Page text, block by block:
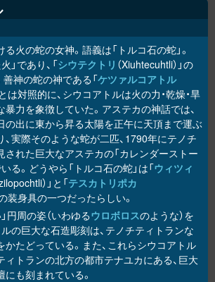
火の蛇の女神。語義は「トルコ石の蛇」。
」であり、「シウテクトリ （Xiuhtecuhtli）」の
神の蛇の神である「ケツァルコアトル
とは対照的に、シウコアトルは火の力・乾燥・旱
力を象徴していた。アステカの神話では、
の出に東から昇る太陽を正午に天頂まで運ぶ
実際そのような蛇が二匹、1790年にテノチ
された巨大なアステカの「カレンダーストー
る。どうやら「トルコ石の蛇」は「ウィツィ
）」と「テスカトリポカ
の装身具の一つだったらしい。
円周の姿（いわゆるウロボロスのような）を
ルの巨大な石造彫刻は、テノチティトランな
かたどっている。また、これらシウコアトル
ィトランの北方の都市テナユカにある、巨大
も刻まれている。